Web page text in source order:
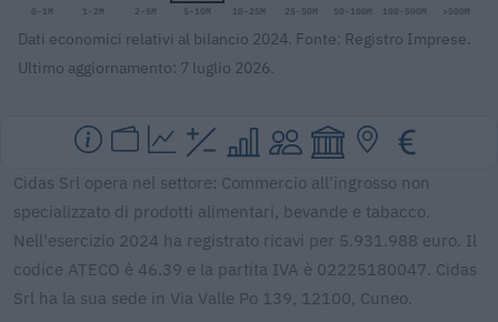
0-1M 1-2M 2-5M 5-10M 10-25M 25-50M 50-100M 100-500M >500M
Dati economici relativi al bilancio 2024. Fonte: Registro Imprese.
Ultimo aggiornamento: 7 luglio 2026.
Cidas Srl opera nel settore: Commercio all'ingrosso non
specializzato di prodotti alimentari, bevande e tabacco.
Nell'esercizio 2024 ha registrato ricavi per 5.931.988 euro. Il
codice ATECO è 46.39 e la partita IVA è 02225180047. Cidas
Srl ha la sua sede in Via Valle Po 139, 12100, Cuneo.